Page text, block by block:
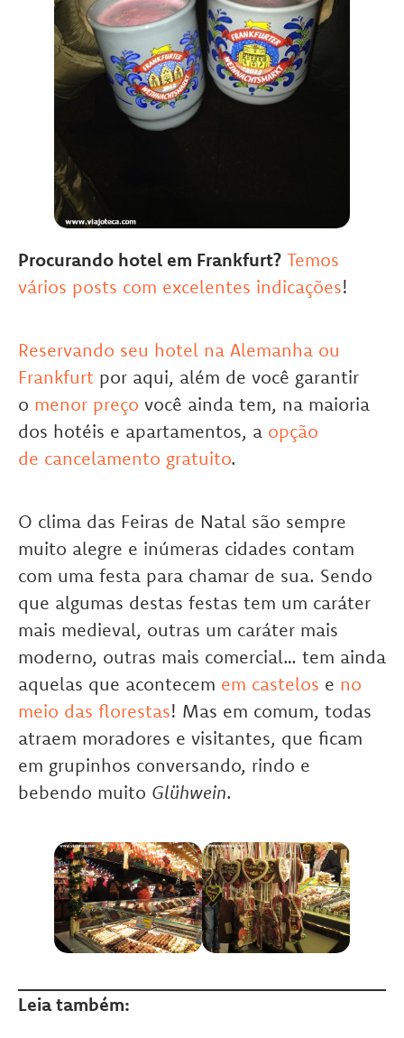
Procurando hotel em Frankfurt? Temos
vários posts com excelentes indicações!
Reservando seu hotel na Alemanha ou
Frankfurt por aqui, além de você garantir
o menor preço você ainda tem, na maioria
dos hotéis e apartamentos, a opção
de cancelamento gratuito.
O clima das Feiras de Natal são sempre
muito alegre e inúmeras cidades contam
com uma festa para chamar de sua. Sendo
que algumas destas festas tem um caráter
mais medieval, outras um caráter mais
moderno, outras mais comercial… tem ainda
aquelas que acontecem em castelos e no
meio das florestas! Mas em comum, todas
atraem moradores e visitantes, que ficam
em grupinhos conversando, rindo e
bebendo muito Glühwein.
Leia também: